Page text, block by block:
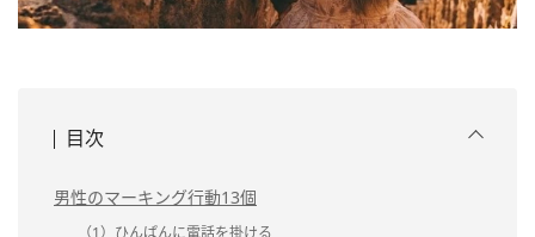
目次
男性のマーキング行動13個
（1）ひんぱんに電話を掛ける